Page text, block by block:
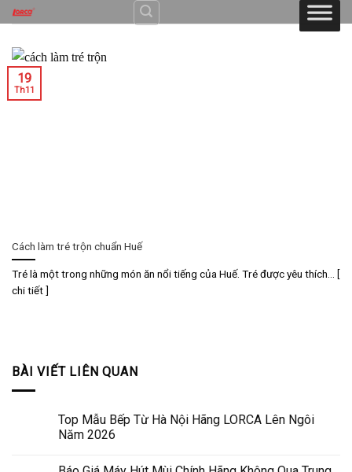
Skip
to
content
Cách làm tré trộn chuẩn Huế
Tré là một trong những món ăn nổi tiếng của Huế. Tré được yêu thích... [
chi tiết ]
19
Th11
BÀI VIẾT LIÊN QUAN
Top Mẫu Bếp Từ Hà Nội Hãng LORCA Lên Ngôi
Năm 2026